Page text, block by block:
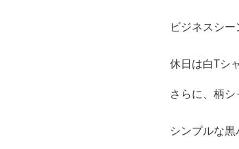
ビジネスシー
休日は白Tシ
さらに、柄
シンプルな